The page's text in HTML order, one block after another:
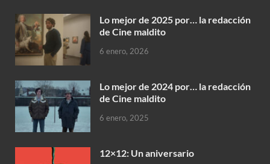
Lo mejor de 2025 por… la redacción
de Cine maldito
6 enero, 2026
Lo mejor de 2024 por… la redacción
de Cine maldito
6 enero, 2025
12×12: Un aniversario